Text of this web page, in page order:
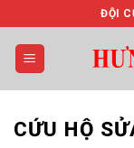
qua
dung
ĐỘI
CỨU HỘ